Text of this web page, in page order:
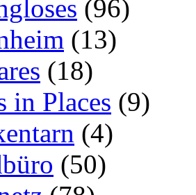
(96)
(13)
(18)
in Places (9)
(4)
(50)